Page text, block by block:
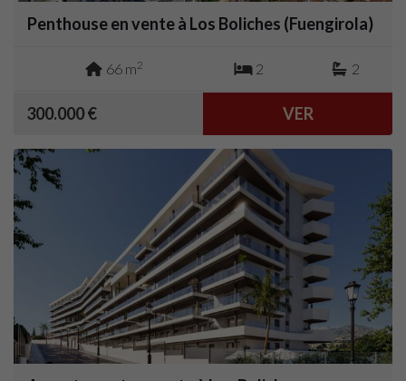
Penthouse en vente à Los Boliches (Fuengirola)
66 m2 2 2
300.000 € VER